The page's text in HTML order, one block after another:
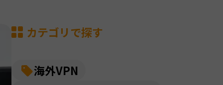
カテゴリで探す
海外VPN